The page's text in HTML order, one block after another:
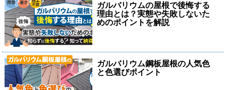
ガルバリウムの屋根で後悔する
理由とは？実態や失敗しないた
めのポイントを解説
ガルバリウム鋼板屋根の人気色
と色選びポイント